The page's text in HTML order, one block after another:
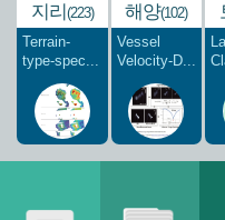
지리(223)
Terrain-
type-spec...
해양(102)
Vessel
Velocity-D...